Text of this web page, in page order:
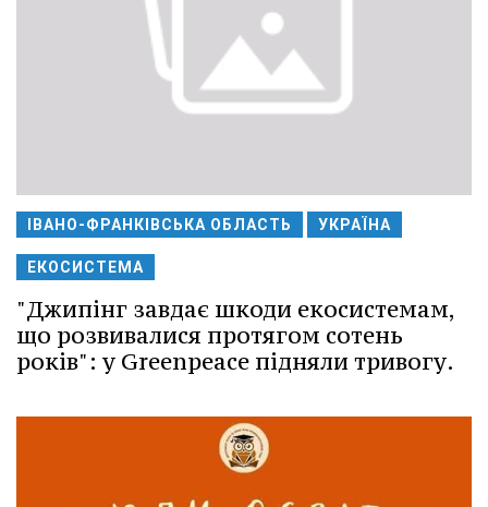
ІВАНО-ФРАНКІВСЬКА ОБЛАСТЬ УКРАЇНА
ЕКОСИСТЕМА
"Джипінг завдає шкоди екосистемам,
що розвивалися протягом сотень
років": у Greenpeace підняли тривогу.